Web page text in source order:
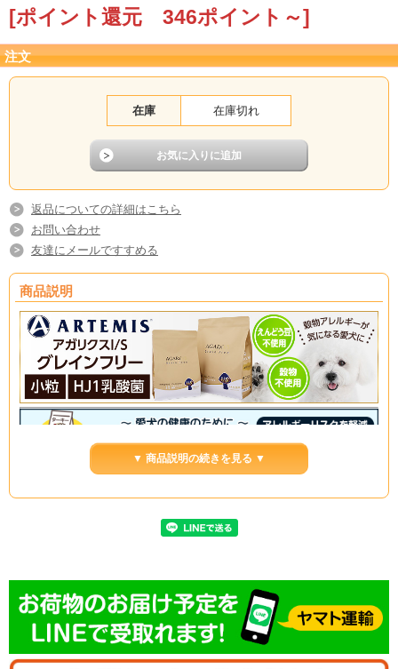
[ポイント還元 346ポイント～]
注文
在庫 在庫切れ
返品についての詳細はこちら
お問い合わせ
友達にメールですすめる
商品説明
▼ 商品説明の続きを見る ▼